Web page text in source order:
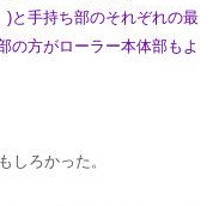
と手持ち部のそれぞれの最
の方がローラー本体部もよ
しろかった。